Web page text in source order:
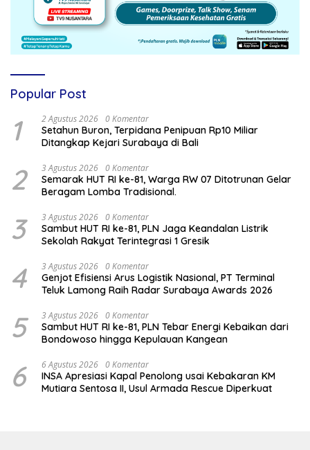
Popular Post
1 2 Agustus 2026 0 Komentar
Setahun Buron, Terpidana Penipuan Rp10 Miliar
Ditangkap Kejari Surabaya di Bali
2 3 Agustus 2026 0 Komentar
Semarak HUT RI ke-81, Warga RW 07 Ditotrunan Gelar
Beragam Lomba Tradisional.
3 3 Agustus 2026 0 Komentar
Sambut HUT RI ke-81, PLN Jaga Keandalan Listrik
Sekolah Rakyat Terintegrasi 1 Gresik
4 3 Agustus 2026 0 Komentar
Genjot Efisiensi Arus Logistik Nasional, PT Terminal
Teluk Lamong Raih Radar Surabaya Awards 2026
5 3 Agustus 2026 0 Komentar
Sambut HUT RI ke-81, PLN Tebar Energi Kebaikan dari
Bondowoso hingga Kepulauan Kangean
6 6 Agustus 2026 0 Komentar
INSA Apresiasi Kapal Penolong usai Kebakaran KM
Mutiara Sentosa II, Usul Armada Rescue Diperkuat